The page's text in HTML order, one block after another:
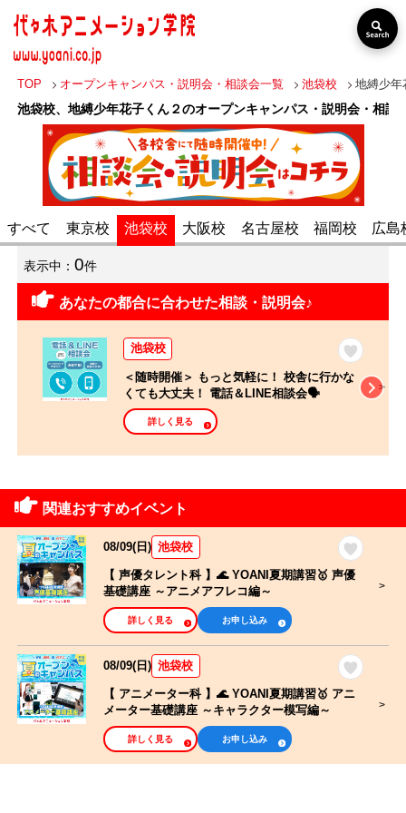
分野・職業
出張オープン
キャンパス
声優・俳優・タ
レント・歌い
手・アニソン歌
手
VTuber・Vライ
アニメ監督・他
アニメ関係
イラストレータ
シナリオ・ライ
トノベル・小説
家
ルマネージャー
ライブ制作・舞
台制作・イベン
トスタッフ
高等部 大学部
カレンダーから選ぶ
オンラインオープンキャンパス
体験したい
相談・見学したい
TOP オープンキャンパス・説明会・相談会一覧 池袋校 地縛少年
池袋校、地縛少年花子くん２のオープンキャンパス・説明会・相談
すべて 東京校 池袋校 大阪校 名古屋校 福岡校 広島
表示中： 0件
あなたの都合に合わせた相談・説明会♪
池袋校
＜随時開催＞ もっと気軽に！ 校舎に行かな
くても大丈夫！ 電話＆LINE相談会🗣️
詳しく見る
関連おすすめイベント
08/09(日) 池袋校
【 声優タレント科 】🌊 YOANI夏期講習🥇 声優
基礎講座 ～アニメアフレコ編～
お申し込み
詳しく見る
08/09(日) 池袋校
【 アニメーター科 】🌊 YOANI夏期講習🥇 アニ
メーター基礎講座 ～キャラクター模写編～
お申し込み
詳しく見る